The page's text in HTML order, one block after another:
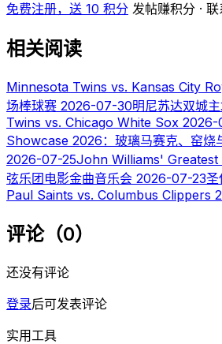
免费注册，送 10 积分 发帖赚积分 ·
相关阅读
Minnesota Twins vs. Kansas City
场棒球赛 2026-07-30明尼苏达双城
Twins vs. Chicago White Sox 2026-
Showcase 2026：玻璃马赛克、窑烧
2026-07-25John Williams' Greatest
弦乐团电影金曲音乐会 2026-07-23圣
Paul Saints vs. Columbus Clippers
评论（0）
还没有评论
登录后可发表评论
实用工具